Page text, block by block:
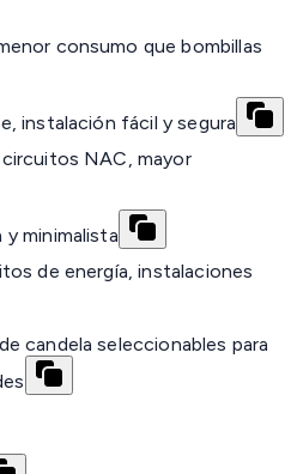
consumo que bombillas
instalación fácil y segura
NAC, mayor
minimalista
de energía, instalaciones
candela seleccionables para